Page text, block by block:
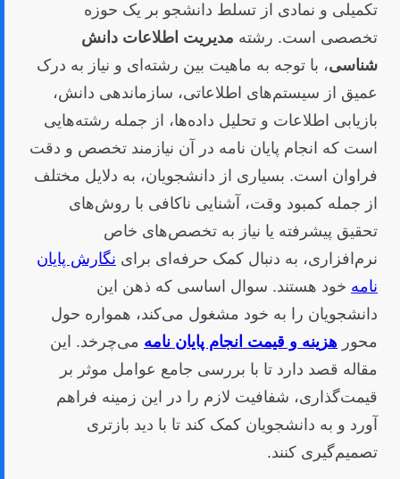
تکمیلی و نمادی از تسلط دانشجو بر یک حوزه
تخصصی است. رشته مدیریت اطلاعات دانش
شناسی، با توجه به ماهیت بین رشته‌ای و نیاز به درک
عمیق از سیستم‌های اطلاعاتی، سازماندهی دانش،
بازیابی اطلاعات و تحلیل داده‌ها، از جمله رشته‌هایی
است که انجام پایان نامه در آن نیازمند تخصص و دقت
فراوان است. بسیاری از دانشجویان، به دلایل مختلف
از جمله کمبود وقت، آشنایی ناکافی با روش‌های
تحقیق پیشرفته یا نیاز به تخصص‌های خاص
نرم‌افزاری، به دنبال کمک حرفه‌ای برای نگارش پایان
نامه خود هستند. سوال اساسی که ذهن این
دانشجویان را به خود مشغول می‌کند، همواره حول
محور هزینه و قیمت انجام پایان نامه می‌چرخد. این
مقاله قصد دارد تا با بررسی جامع عوامل موثر بر
قیمت‌گذاری، شفافیت لازم را در این زمینه فراهم
آورد و به دانشجویان کمک کند تا با دید بازتری
تصمیم‌گیری کنند.